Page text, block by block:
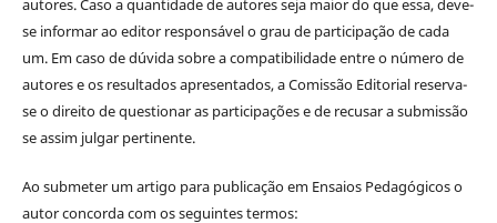
autores. Caso a quantidade de autores seja maior do que essa, deve-
se informar ao editor responsável o grau de participação de cada
um. Em caso de dúvida sobre a compatibilidade entre o número de
autores e os resultados apresentados, a Comissão Editorial reserva-
se o direito de questionar as participações e de recusar a submissão
se assim julgar pertinente.
Ao submeter um artigo para publicação em Ensaios Pedagógicos o
autor concorda com os seguintes termos: